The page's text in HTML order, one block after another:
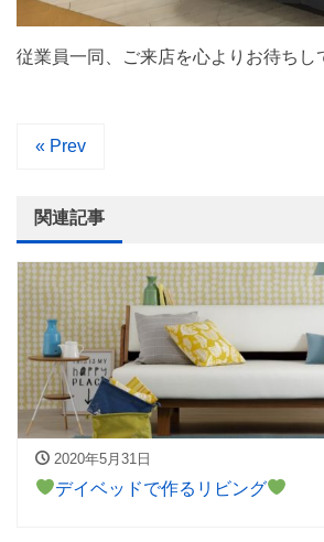
従業員一同、ご来店を心よりお待ちし
« Prev
関連記事
2020年5月31日
デイベッドで作るリビング